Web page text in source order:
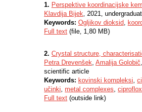
1. Perspektive koordinacijske
Klavdija Bijek, 2021,
Keywords: Ogljikov dioksid,
Full text (file, 1,80 MB)
2. Crystal structure,
Petra Drevenšek, Amalija Golobič,
scientific article
Keywords: kovinski kompleksi,
učinki, metal complexes,
Full text (outside link)